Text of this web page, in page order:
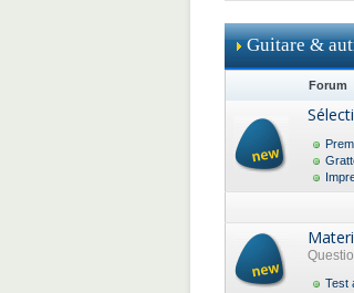
Guitare &
Forum
Test